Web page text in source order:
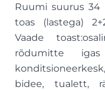
Ruumi suurus 34
toas (lastega)
Vaade
rõdumitte
bidee, tualett,